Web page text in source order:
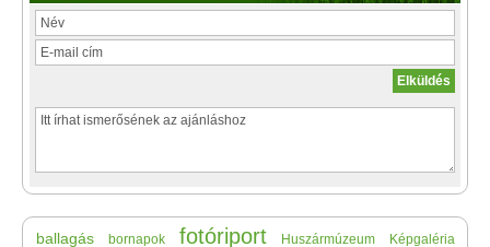
ballagás bornapok fotóriport Huszármúzeum
Képgaléria